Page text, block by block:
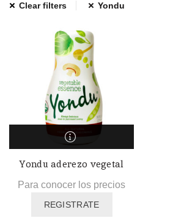
Clear filters Yondu
Yondu aderezo vegetal
Para conocer los precios
REGISTRATE